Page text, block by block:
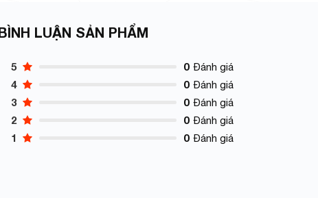
LUẬN SẢN PHẨM
5 0 Đánh giá
4 0 Đánh giá
3 0 Đánh giá
2 0 Đánh giá
1 0 Đánh giá